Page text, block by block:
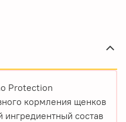
Protection
кормления щенков
состав